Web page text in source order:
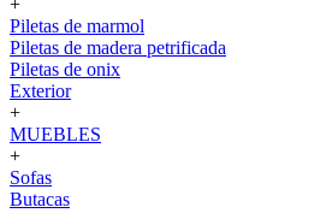
+
Piletas de marmol
Piletas de madera petrificada
Piletas de onix
Exterior
+
MUEBLES
+
Sofas
Butacas